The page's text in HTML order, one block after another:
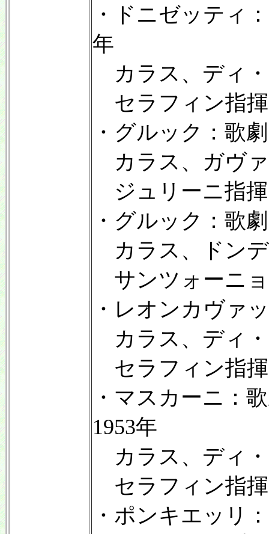
・ドニゼッテ
年
カラス、ディ
セラフィン指
・グルック：
カラス、ガヴ
ジュリーニ指
・グルック：
カラス、ドン
サンツォーニ
・レオンカヴ
カラス、ディ
セラフィン指
・マスカーニ
1953年
カラス、ディ
セラフィン指
・ポンキエッ